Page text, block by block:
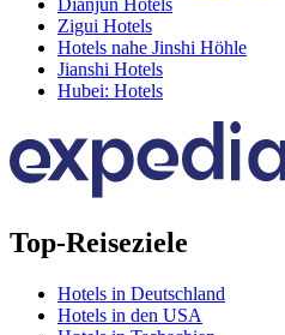
Dianjun Hotels
Zigui Hotels
Hotels nahe Jinshi Höhle
Jianshi Hotels
Hubei: Hotels
Top-Reiseziele
Hotels in Deutschland
Hotels in den USA